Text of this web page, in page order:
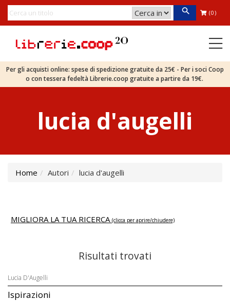
(0)
Per gli acquisti online: spese di spedizione gratuite da 25€ - Per i soci Coop
o con tessera fedeltà Librerie.coop gratuite a partire da 19€.
lucia d'augelli
Home Autori lucia d'augelli
MIGLIORA LA TUA RICERCA (clicca per aprire/chiudere)
Risultati trovati
Lucia D'Augelli
Ispirazioni